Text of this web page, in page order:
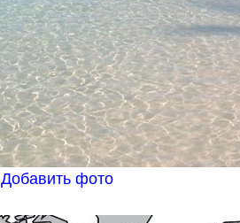
Добавить фото